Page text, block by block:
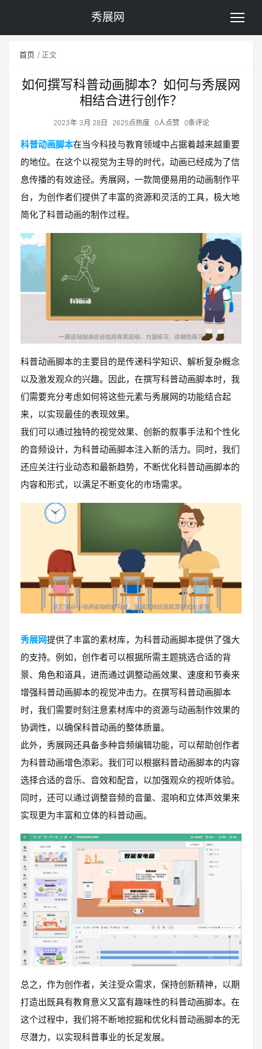
秀展网
首页 正文
如何撰写科普动画脚本？如何与秀展网
相结合进行创作？
2023年 3月 28日 2625点热度 0人点赞 0条评论
科普动画脚本在当今科技与教育领域中占据着越来越重要
的地位。在这个以视觉为主导的时代，动画已经成为了信
息传播的有效途径。秀展网，一款简便易用的动画制作平
台，为创作者们提供了丰富的资源和灵活的工具，极大地
简化了科普动画的制作过程。
科普动画脚本的主要目的是传递科学知识、解析复杂概念
以及激发观众的兴趣。因此，在撰写科普动画脚本时，我
们需要充分考虑如何将这些元素与秀展网的功能结合起
来，以实现最佳的表现效果。
我们可以通过独特的视觉效果、创新的叙事手法和个性化
的音频设计，为科普动画脚本注入新的活力。同时，我们
还应关注行业动态和最新趋势，不断优化科普动画脚本的
内容和形式，以满足不断变化的市场需求。
秀展网提供了丰富的素材库，为科普动画脚本提供了强大
的支持。例如，创作者可以根据所需主题挑选合适的背
景、角色和道具，进而通过调整动画效果、速度和节奏来
增强科普动画脚本的视觉冲击力。在撰写科普动画脚本
时，我们需要时刻注意素材库中的资源与动画制作效果的
协调性，以确保科普动画的整体质量。
此外，秀展网还具备多种音频编辑功能，可以帮助创作者
为科普动画增色添彩。我们可以根据科普动画脚本的内容
选择合适的音乐、音效和配音，以加强观众的视听体验。
同时，还可以通过调整音频的音量、混响和立体声效果来
实现更为丰富和立体的科普动画。
总之，作为创作者，关注受众需求，保持创新精神，以期
打造出既具有教育意义又富有趣味性的科普动画脚本。在
这个过程中，我们将不断地挖掘和优化科普动画脚本的无
尽潜力，以实现科普事业的长足发展。